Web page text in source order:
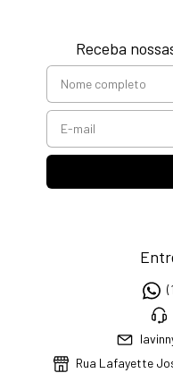
Receba
Rua Lafayette